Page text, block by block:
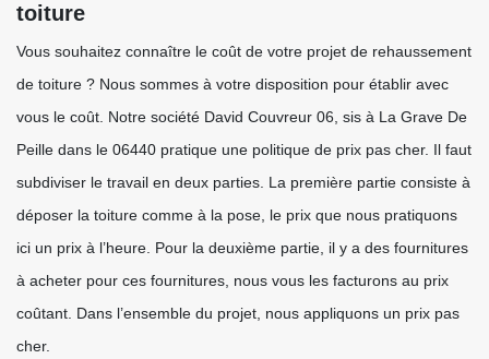
toiture
Vous souhaitez connaître le coût de votre projet de rehaussement
de toiture ? Nous sommes à votre disposition pour établir avec
vous le coût. Notre société David Couvreur 06, sis à La Grave De
Peille dans le 06440 pratique une politique de prix pas cher. Il faut
subdiviser le travail en deux parties. La première partie consiste à
déposer la toiture comme à la pose, le prix que nous pratiquons
ici un prix à l’heure. Pour la deuxième partie, il y a des fournitures
à acheter pour ces fournitures, nous vous les facturons au prix
coûtant. Dans l’ensemble du projet, nous appliquons un prix pas
cher.